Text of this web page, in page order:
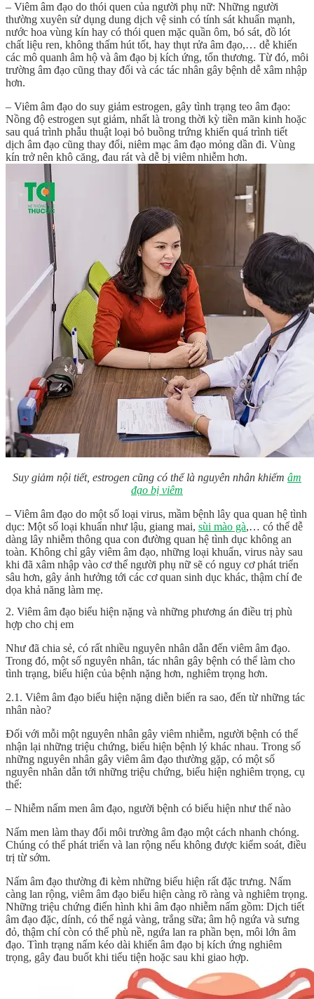
– Viêm âm đạo do thói quen của người phụ nữ: Những người
thường xuyên sử dụng dung dịch vệ sinh có tính sát khuẩn mạnh,
nước hoa vùng kín hay có thói quen mặc quần ôm, bó sát, đồ lót
chất liệu ren, không thấm hút tốt, hay thụt rửa âm đạo,… dễ khiến
các mô quanh âm hộ và âm đạo bị kích ứng, tổn thương. Từ đó, môi
trường âm đạo cũng thay đổi và các tác nhân gây bệnh dễ xâm nhập
hơn.
– Viêm âm đạo do suy giảm estrogen, gây tình trạng teo âm đạo:
Nồng độ estrogen sụt giảm, nhất là trong thời kỳ tiền mãn kinh hoặc
sau quá trình phẫu thuật loại bỏ buồng trứng khiến quá trình tiết
dịch âm đạo cũng thay đổi, niêm mạc âm đạo mỏng dần đi. Vùng
kín trở nên khô căng, đau rát và dễ bị viêm nhiễm hơn.
Suy giảm nội tiết, estrogen cũng có thể là nguyên nhân khiếm âm
đạo bị viêm
– Viêm âm đạo do một số loại virus, mầm bệnh lây qua quan hệ tình
dục: Một số loại khuẩn như lậu, giang mai, sùi mào gà,… có thể dễ
dàng lây nhiễm thông qua con đường quan hệ tình dục không an
toàn. Không chỉ gây viêm âm đạo, những loại khuẩn, virus này sau
khi đã xâm nhập vào cơ thể người phụ nữ sẽ có nguy cơ phát triển
sâu hơn, gây ảnh hưởng tới các cơ quan sinh dục khác, thậm chí đe
dọa khả năng làm mẹ.
2. Viêm âm đạo biểu hiện nặng và những phương án điều trị phù
hợp cho chị em
Như đã chia sẻ, có rất nhiều nguyên nhân dẫn đến viêm âm đạo.
Trong đó, một số nguyên nhân, tác nhân gây bệnh có thể làm cho
tình trạng, biểu hiện của bệnh nặng hơn, nghiêm trọng hơn.
2.1. Viêm âm đạo biểu hiện nặng diễn biến ra sao, đến từ những tác
nhân nào?
Đối với mỗi một nguyên nhân gây viêm nhiễm, người bệnh có thể
nhận lại những triệu chứng, biểu hiện bệnh lý khác nhau. Trong số
những nguyên nhân gây viêm âm đạo thường gặp, có một số
nguyên nhân dẫn tới những triệu chứng, biểu hiện nghiêm trọng, cụ
thể:
– Nhiễm nấm men âm đạo, người bệnh có biểu hiện như thế nào
Nấm men làm thay đổi môi trường âm đạo một cách nhanh chóng.
Chúng có thể phát triển và lan rộng nếu không được kiểm soát, điều
trị từ sớm.
Nấm âm đạo thường đi kèm những biểu hiện rất đặc trưng. Nấm
càng lan rộng, viêm âm đạo biểu hiện càng rõ ràng và nghiêm trọng.
Những triệu chứng điển hình khi âm đạo nhiễm nấm gồm: Dịch tiết
âm đạo đặc, dính, có thể ngả vàng, trắng sữa; âm hộ ngứa và sưng
đỏ, thậm chí còn có thể phù nề, ngứa lan ra phần bẹn, môi lớn âm
đạo. Tình trạng nấm kéo dài khiến âm đạo bị kích ứng nghiêm
trọng, gây đau buốt khi tiểu tiện hoặc sau khi giao hợp.